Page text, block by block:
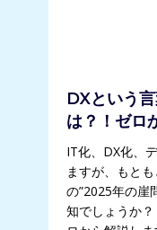
DXという
は？！ゼロ
IT化、DX化、
ますが、もと
の”2025年の崖
知でしょうか